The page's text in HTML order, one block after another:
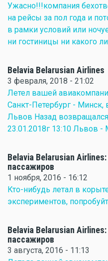
Ужасно!!!компания
на рейсы за пол года и
в рамки условий или
ни гостиницы ни какого
Belavia Belarusian Airlines
3 февраля, 2018 - 21:02
Летел вашей
Санкт-Петербург - Минск,
Львов Назад
23.01.2018г 13:10 Львов -
Belavia Belarusian
пассажиров
1 ноября, 2016 - 16:12
Кто-нибудь летал в
экспериментов,
Belavia Belarusian
пассажиров
3 августа, 2016 - 11:13